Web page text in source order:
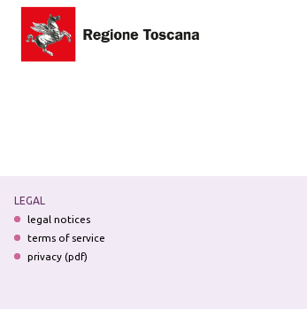
LEGAL
legal notices
terms of service
privacy (pdf)